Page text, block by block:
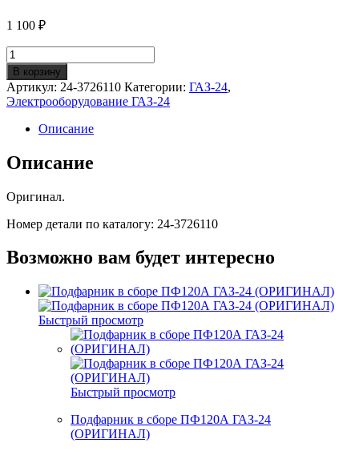
1 100 ₽
Количество
Переключатель
поворотов
П117
ГАЗ-24
(ОРИГИНАЛ)
В корзину
Артикул: 24-3726110 Категории: ГАЗ-24,
Электрооборудование ГАЗ-24
Описание
Описание
Оригинал.
Номер детали по каталогу: 24-3726110
Возможно вам будет интересно
Быстрый просмотр
Быстрый просмотр
Подфарник в сборе ПФ120А ГАЗ-24
(ОРИГИНАЛ)